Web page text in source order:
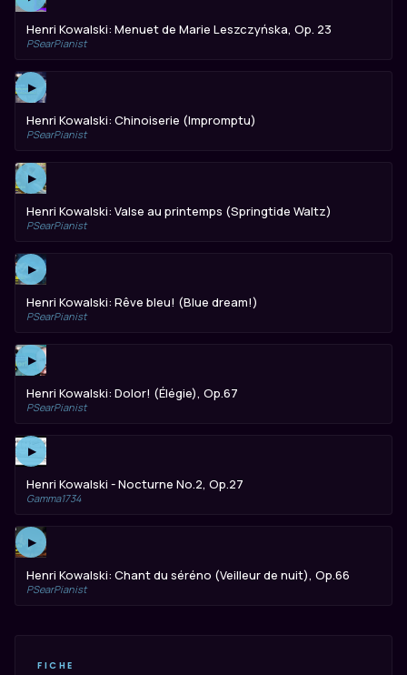
Henri Kowalski: Menuet de Marie Leszczyńska, Op. 23
PSearPianist
▶
Henri Kowalski: Chinoiserie (Impromptu)
PSearPianist
▶
Henri Kowalski: Valse au printemps (Springtide Waltz)
PSearPianist
▶
Henri Kowalski: Rêve bleu! (Blue dream!)
PSearPianist
▶
Henri Kowalski: Dolor! (Élégie), Op.67
PSearPianist
▶
Henri Kowalski - Nocturne No.2, Op.27
Gamma1734
▶
Henri Kowalski: Chant du séréno (Veilleur de nuit), Op.66
PSearPianist
FICHE